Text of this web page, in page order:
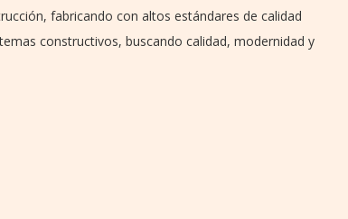
fabricando con altos estándares de calidad
constructivos, buscando calidad, modernidad y